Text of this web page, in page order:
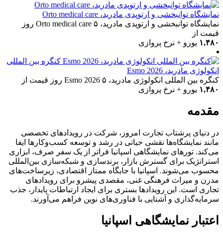
نمایشگاه توانبخشی و ارتوپدی مادرید، Orto medical care
نمایشگاه توانبخشی و ارتوپدی مادرید، Orto medical care ۵ روز
قیمت از
۱,۴۸۰ یورو + نرخ پروازی
کنگره بین المللی
انکولوژی مادرید، Esmo 2026
کنگره بین المللی انکولوژی مادرید، Esmo 2026 ۵ روز
قیمت از
۱,۴۸۰ یورو + نرخ پروازی
مقدمه
در دنیای پرشتاب تجارت امروز، شرکت در رویدادهای تخصصی
مانند نمایشگاه‌ها نقشی حیاتی در رشد و توسعه کسب‌وکارها ایفا
می‌کند. تورهای نمایشگاهی اسپانیا فراتر از یک سفر صرف، ابزاری
استراتژیک برای گسترش بازار، برندسازی و شبکه‌سازی بین‌المللی
محسوب می‌شوند. اسپانیا با جایگاه ممتاز اقتصادی، زیرساخت‌های
مدرن و میراث فرهنگی غنی، مقصدی پیشرو برای رویدادهای
تجاری است. این رویدادها بستری برای ایجاد ارتباطات پایدار، جذب
سرمایه‌گذاری و آشنایی با فناوری‌های نوین فراهم می‌آورند.
اعتبار نمایشگاهی اسپانیا